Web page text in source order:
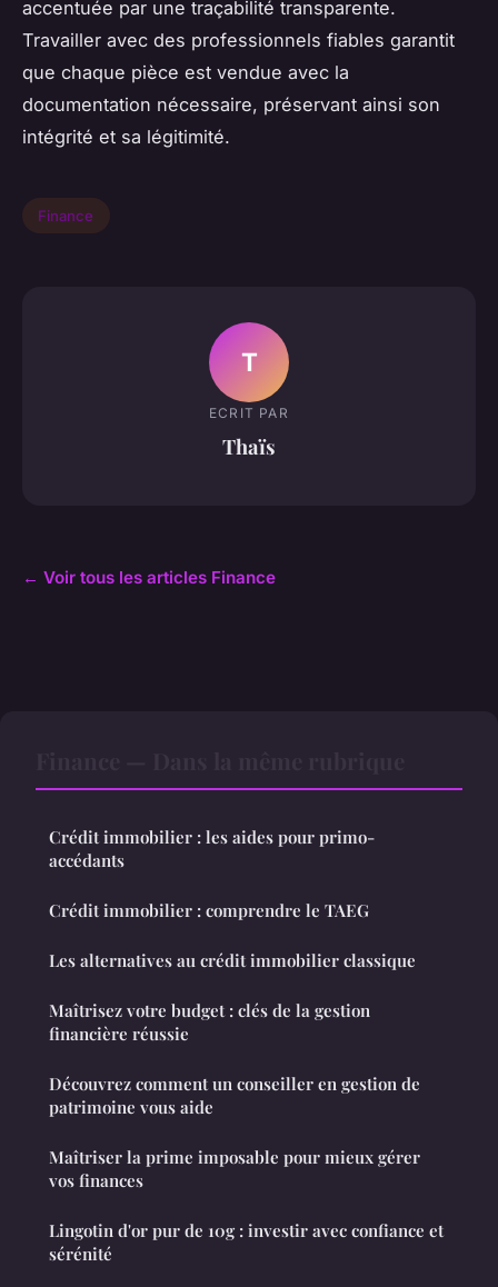
accentuée par une traçabilité transparente.
Travailler avec des professionnels fiables garantit
que chaque pièce est vendue avec la
documentation nécessaire, préservant ainsi son
intégrité et sa légitimité.
Finance
T
ECRIT PAR
Thaïs
← Voir tous les articles Finance
Crédit immobilier : les aides pour primo-
accédants
Crédit immobilier : comprendre le TAEG
Les alternatives au crédit immobilier classique
Maîtrisez votre budget : clés de la gestion
financière réussie
Découvrez comment un conseiller en gestion de
patrimoine vous aide
Maîtriser la prime imposable pour mieux gérer
vos finances
Lingotin d'or pur de 10g : investir avec confiance et
sérénité